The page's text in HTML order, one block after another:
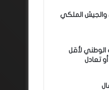
الملكي
الوطني لأقل